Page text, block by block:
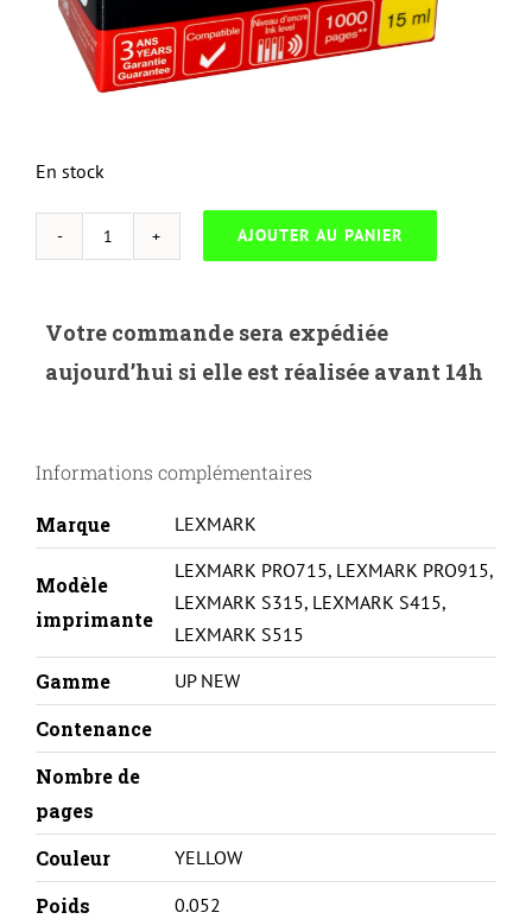
En stock
quantité
L-
150XLY-
N°150XL/14N1618E-
AJOUTER AU PANIER
Votre commande sera expédiée
aujourd’hui si elle est réalisée avant 14h
Informations complémentaires
Marque LEXMARK
Modèle
imprimante
LEXMARK PRO715, LEXMARK PRO915,
LEXMARK S315, LEXMARK S415,
LEXMARK S515
Gamme UP NEW
Contenance
Nombre de
pages
Couleur
YELLOW
Poids 0.052